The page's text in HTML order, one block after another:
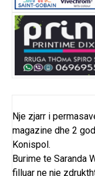
Nje zjarr i
magazine dhe 2
Konispol.
Burime te Saranda
filluar ne nje